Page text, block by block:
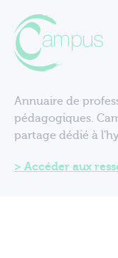
Annuaire de
pédagogiques.
partage dédié à
Accéder aux